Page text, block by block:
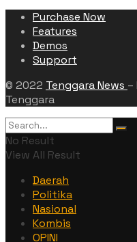
Purchase Now
Features
Demos
Support
© 2022 Tenggara News –
Tenggara
No Result
View All Result
Daerah
Politika
Nasional
Kombis
OPINI